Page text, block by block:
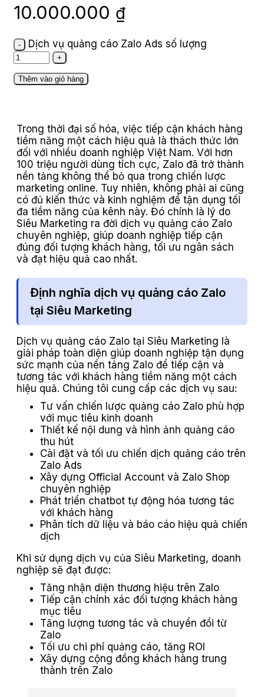
10.000.000 ₫
Dịch vụ quảng cáo Zalo Ads số lượng
Thêm vào giỏ hàng
Trong thời đại số hóa, việc tiếp cận khách hàng
tiềm năng một cách hiệu quả là thách thức lớn
đối với nhiều doanh nghiệp Việt Nam. Với hơn
100 triệu người dùng tích cực, Zalo đã trở thành
nền tảng không thể bỏ qua trong chiến lược
marketing online. Tuy nhiên, không phải ai cũng
có đủ kiến thức và kinh nghiệm để tận dụng tối
đa tiềm năng của kênh này. Đó chính là lý do
Siêu Marketing ra đời dịch vụ quảng cáo Zalo
chuyên nghiệp, giúp doanh nghiệp tiếp cận
đúng đối tượng khách hàng, tối ưu ngân sách
và đạt hiệu quả cao nhất.
Định nghĩa dịch vụ quảng cáo Zalo
tại Siêu Marketing
Dịch vụ quảng cáo Zalo tại Siêu Marketing là
giải pháp toàn diện giúp doanh nghiệp tận dụng
sức mạnh của nền tảng Zalo để tiếp cận và
tương tác với khách hàng tiềm năng một cách
hiệu quả. Chúng tôi cung cấp các dịch vụ sau:
Tư vấn chiến lược quảng cáo Zalo phù hợp
với mục tiêu kinh doanh
Thiết kế nội dung và hình ảnh quảng cáo
thu hút
Cài đặt và tối ưu chiến dịch quảng cáo trên
Zalo Ads
Xây dựng Official Account và Zalo Shop
chuyên nghiệp
Phát triển chatbot tự động hóa tương tác
với khách hàng
Phân tích dữ liệu và báo cáo hiệu quả chiến
dịch
Khi sử dụng dịch vụ của Siêu Marketing, doanh
nghiệp sẽ đạt được:
Tăng nhận diện thương hiệu trên Zalo
Tiếp cận chính xác đối tượng khách hàng
mục tiêu
Tăng lượng tương tác và chuyển đổi từ
Zalo
Tối ưu chi phí quảng cáo, tăng ROI
Xây dựng cộng đồng khách hàng trung
thành trên Zalo